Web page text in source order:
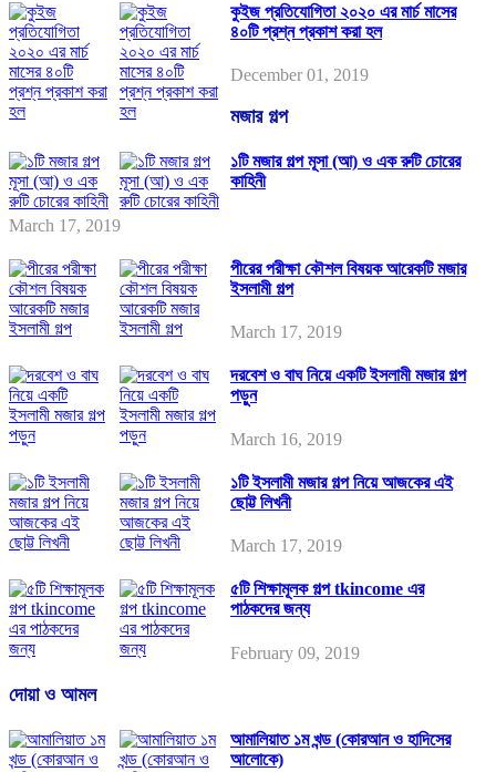
কুইজ প্রতিযোগিতা ২০২০ এর মার্চ মাসের
৪০টি প্রশ্ন প্রকাশ করা হল
December 01, 2019
মজার গল্প
১টি মজার গল্প মূসা (আ) ও এক রুটি চোরের
কাহিনী
March 17, 2019
পীরের পরীক্ষা কৌশল বিষয়ক আরেকটি মজার
ইসলামী গল্প
March 17, 2019
দরবেশ ও বাঘ নিয়ে একটি ইসলামী মজার গল্প
পড়ুন
March 16, 2019
১টি ইসলামী মজার গল্প নিয়ে আজকের এই
ছোট্ট লিখনী
March 17, 2019
৫টি শিক্ষামূলক গল্প tkincome এর
পাঠকদের জন্য
February 09, 2019
দোয়া ও আমল
আমালিয়াত ১ম খন্ড (কোরআন ও হাদিসের
আলোকে)